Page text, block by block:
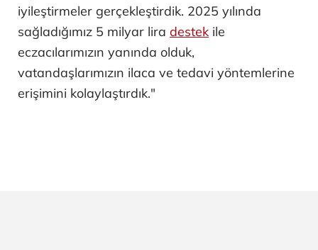
iyileştirmeler gerçekleştirdik. 2025 yılında
sağladığımız 5 milyar lira destek ile
eczacılarımızın yanında olduk,
vatandaşlarımızın ilaca ve tedavi yöntemlerine
erişimini kolaylaştırdık."